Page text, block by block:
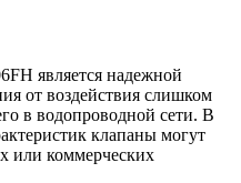
является надежной
от воздействия слишком
в водопроводной сети. В
клапаны могут
или коммерческих